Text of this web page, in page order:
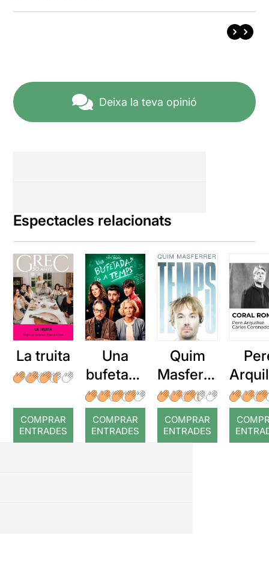
Deixa la teva opinió
Espectacles relacionats
La truita
COMPRAR
ENTRADES
Una
bufetada
a temps
COMPRAR
ENTRADES
Quim
Masferre
r: Temps
COMPRAR
ENTRADES
: